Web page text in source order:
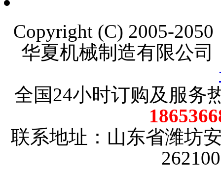
Copyright (C) 2005-
华夏机械制造有限公
全国24小时订购及服务
联系地址：山东省潍坊